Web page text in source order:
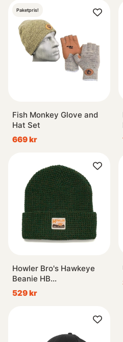
Paketpris!
Fish Monkey Glove and
Hat Set
669 kr
Howler Bro's Hawkeye
Beanie HB
Manufacturing Co. -
Forest Moss
529 kr